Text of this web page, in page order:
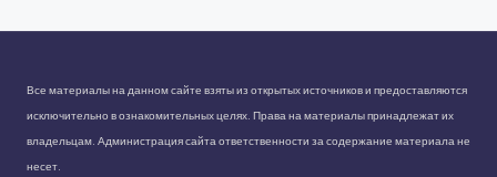
Все материалы на данном сайте взяты из открытых источников и предоставляются
исключительно в ознакомительных целях. Права на материалы принадлежат их
владельцам. Администрация сайта ответственности за содержание материала не
несет.